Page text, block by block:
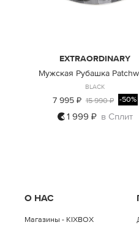
EXTRAORDINARY
Мужская Рубашка
BLACK
7 995 ₽ 15 990 ₽ -50%
1 999 ₽ в Сплит
О НАС
Магазины - KIXBOX